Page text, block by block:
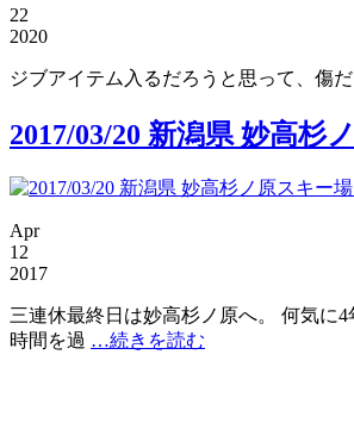
22
2020
ジブアイテム入るだろうと思って、傷
2017/03/20 新潟県 妙高杉
Apr
12
2017
三連休最終日は妙高杉ノ原へ。 何気に
時間を過 …続きを読む